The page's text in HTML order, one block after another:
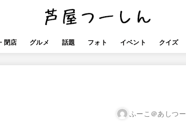
閉店 グルメ 話題 フォト イベント クイズ
ふーこ＠あしつー